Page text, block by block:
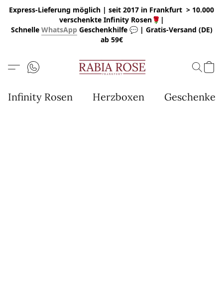
Express-Lieferung möglich | seit 2017 in Frankfurt > 10.000
verschenkte Infinity Rosen🌹|
Schnelle WhatsApp Geschenkhilfe 💬 | Gratis-Versand (DE)
ab 59€
Infinity Rosen Herzboxen Geschenke